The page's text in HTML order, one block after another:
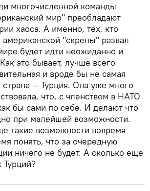
многочисленной команды
мир" преобладают
хаоса. А именно, тех, кто
американской "скрепы" развал
будет идти неожиданно и
это бывает, лучше всего
и вроде бы не самая
— Турция. Она уже много
что, с членством в НАТО
бы сами по себе. И делают что
при малейшей возможности.
такие возможности вовремя
понять, что за очередную
ничего не будет. А сколько еще
Турций?